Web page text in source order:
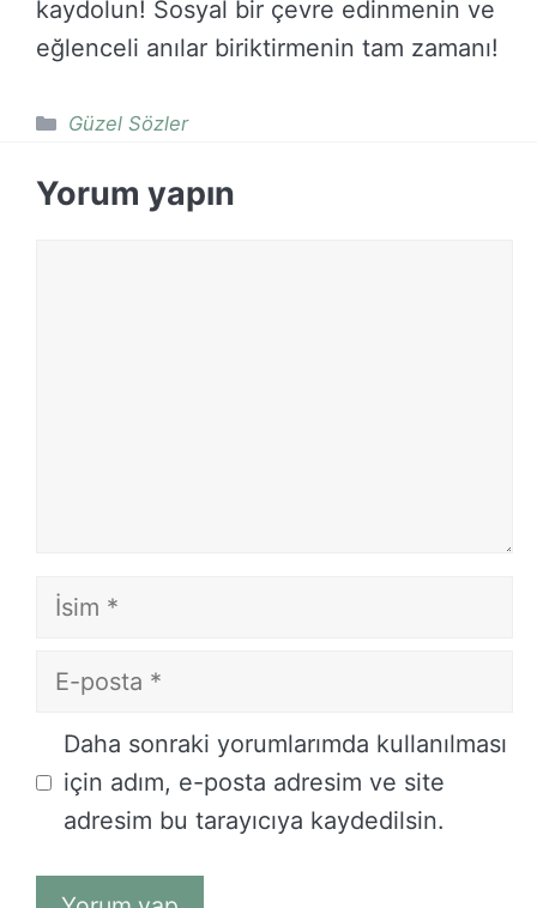
kaydolun! Sosyal bir çevre edinmenin ve
eğlenceli anılar biriktirmenin tam zamanı!
Kategoriler
Güzel Sözler
Yorum yapın
İsim
E-
İnternet
sitesi
Daha sonraki yorumlarımda kullanılması
için adım, e-posta adresim ve site
adresim bu tarayıcıya kaydedilsin.